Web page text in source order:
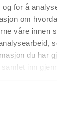
og for å
om
våre innen
du har
samlet inn
trenger
klar til å